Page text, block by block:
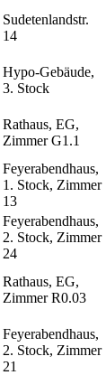
Sudetenlandstr.
14
Hypo-Gebäude,
3. Stock
Rathaus, EG,
Zimmer G1.1
Feyerabendhaus,
1. Stock, Zimmer
13
Feyerabendhaus,
2. Stock, Zimmer
24
Rathaus, EG,
Zimmer R0.03
Feyerabendhaus,
2. Stock, Zimmer
21